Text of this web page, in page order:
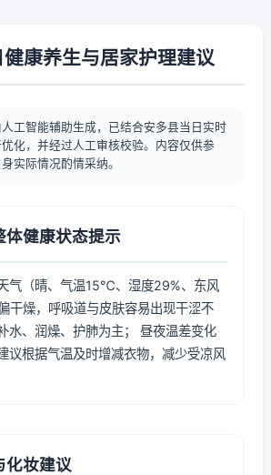
康养生与居家护理建议
工智能辅助生成，已结合安多县当日实时
化，并经过人工审核校验。内容仅供参
实际情况酌情采纳。
体健康状态提示
气（晴、气温15℃、湿度29%、东风
干燥，呼吸道与皮肤容易出现干涩不
水、润燥、护肺为主； 昼夜温差变化
议根据气温及时增减衣物，减少受凉风
化妆建议